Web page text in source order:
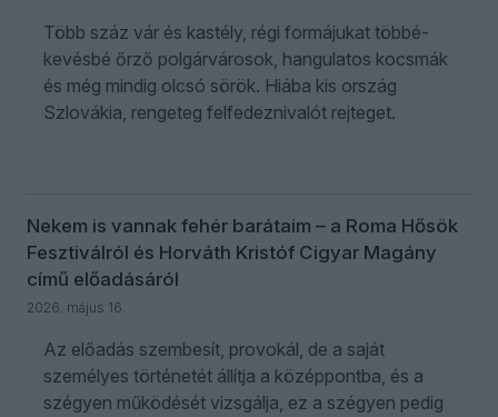
Több száz vár és kastély, régi formájukat többé-
kevésbé őrző polgárvárosok, hangulatos kocsmák
és még mindig olcsó sörök. Hiába kis ország
Szlovákia, rengeteg felfedeznivalót rejteget.
Nekem is vannak fehér barátaim – a Roma Hősök
Fesztiválról és Horváth Kristóf Cigyar Magány
című előadásáról
2026. május 16.
Az előadás szembesít, provokál, de a saját
személyes történetét állítja a középpontba, és a
szégyen működését vizsgálja, ez a szégyen pedig